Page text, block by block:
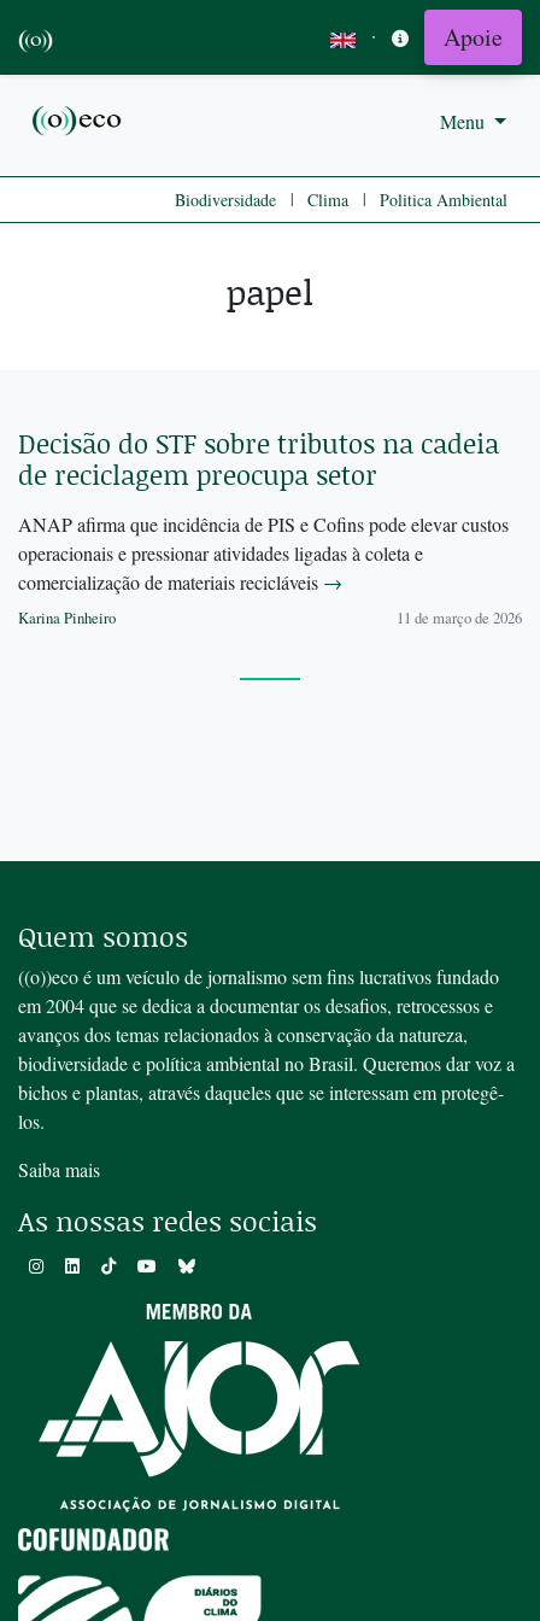
· Apoie
Menu
Biodiversidade | Clima | Politica Ambiental
papel
Decisão do STF sobre tributos na cadeia
de reciclagem preocupa setor
ANAP afirma que incidência de PIS e Cofins pode elevar custos
operacionais e pressionar atividades ligadas à coleta e
comercialização de materiais recicláveis →
Karina Pinheiro 11 de março de 2026
Quem somos
((o))eco é um veículo de jornalismo sem fins lucrativos fundado
em 2004 que se dedica a documentar os desafios, retrocessos e
avanços dos temas relacionados à conservação da natureza,
biodiversidade e política ambiental no Brasil. Queremos dar voz a
bichos e plantas, através daqueles que se interessam em protegê-
los.
Saiba mais
As nossas redes sociais